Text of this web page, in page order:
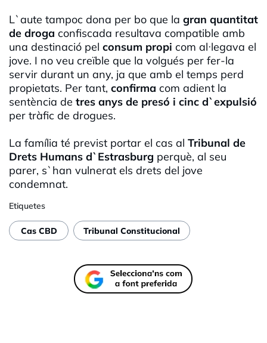
L`aute tampoc dona per bo que la gran quantitat
de droga confiscada resultava compatible amb
una destinació pel consum propi com al·legava el
jove. I no veu creïble que la volgués per fer-la
servir durant un any, ja que amb el temps perd
propietats. Per tant, confirma com adient la
sentència de tres anys de presó i cinc d`expulsió
per tràfic de drogues.
La família té previst portar el cas al Tribunal de
Drets Humans d`Estrasburg perquè, al seu
parer, s`han vulnerat els drets del jove
condemnat.
Etiquetes
Cas CBD Tribunal Constitucional